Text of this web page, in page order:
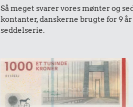
13 kr.
16 kr.
10
Så meget svarer vores mønter og
kontanter, danskerne brugte for 9
seddelserie.